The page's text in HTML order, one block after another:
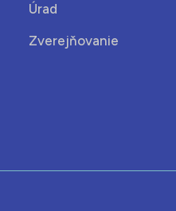
Úrad
Zverejňovanie